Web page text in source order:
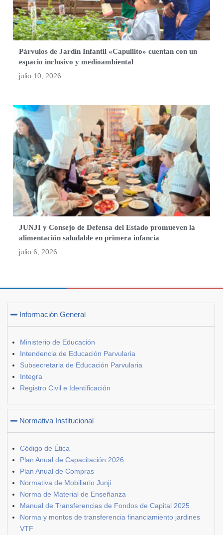
Párvulos de Jardín Infantil «Capullito» cuentan con un
espacio inclusivo y medioambiental
julio 10, 2026
JUNJI y Consejo de Defensa del Estado promueven la
alimentación saludable en primera infancia
julio 6, 2026
Información General
Ministerio de Educación
Intendencia de Educación Parvularia
Subsecretaria de Educación Parvularia
Integra
Registro Civil e Identificación
Normativa Institucional
Código de Ética
Plan Anual de Capacitación 2026
Plan Anual de Compras
Normativa de Mobiliario Junji
Norma de Material de Enseñanza
Manual de Transferencias de Fondos de Capital 2025
Norma y montos de transferencia financiamiento jardines
VTF